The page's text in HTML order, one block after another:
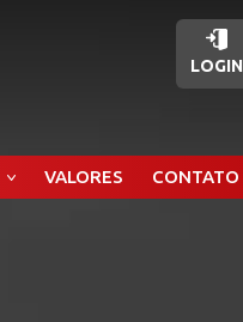
LOGIN
VALORES CONTATO